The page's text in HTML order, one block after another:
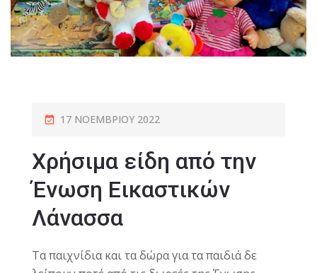
17 ΝΟΕΜΒΡΊΟΥ 2022
Χρήσιμα είδη από την
Ένωση Εικαστικών
Λάνασσα
Tα παιχνίδια και τα δώρα για τα παιδιά δε